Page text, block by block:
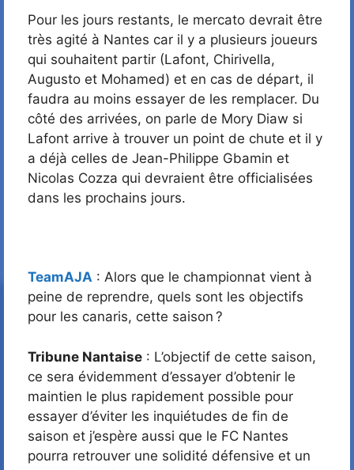
Pour les jours restants, le mercato devrait être
très agité à Nantes car il y a plusieurs joueurs
qui souhaitent partir (Lafont, Chirivella,
Augusto et Mohamed) et en cas de départ, il
faudra au moins essayer de les remplacer. Du
côté des arrivées, on parle de Mory Diaw si
Lafont arrive à trouver un point de chute et il y
a déjà celles de Jean-Philippe Gbamin et
Nicolas Cozza qui devraient être officialisées
dans les prochains jours.
TeamAJA : Alors que le championnat vient à
peine de reprendre, quels sont les objectifs
pour les canaris, cette saison ?
Tribune Nantaise : L’objectif de cette saison,
ce sera évidemment d’essayer d’obtenir le
maintien le plus rapidement possible pour
essayer d’éviter les inquiétudes de fin de
saison et j’espère aussi que le FC Nantes
pourra retrouver une solidité défensive et un